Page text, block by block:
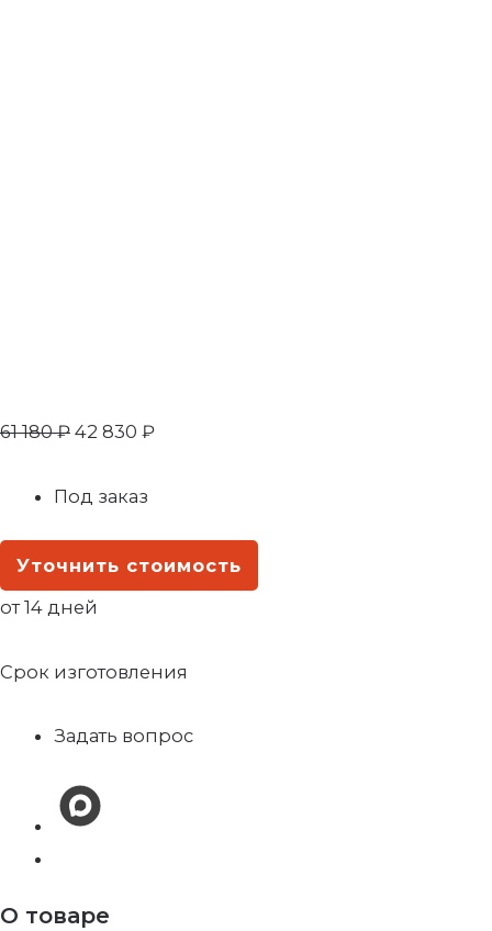
61 180₽ 42 830 ₽
Под заказ
Уточнить стоимость
от 14 дней
Срок изготовления
Задать вопрос
О товаре